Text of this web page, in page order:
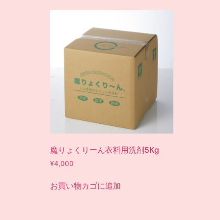
魔りょくりーん衣料用洗剤5Kg
¥4,000
お買い物カゴに追加